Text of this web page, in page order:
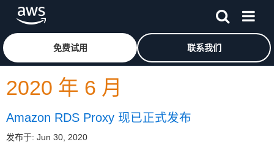
跳至主要内容
免费试用 联系我们
2020 年 6 月
Amazon RDS Proxy 现已正式发布
发布于: Jun 30, 2020